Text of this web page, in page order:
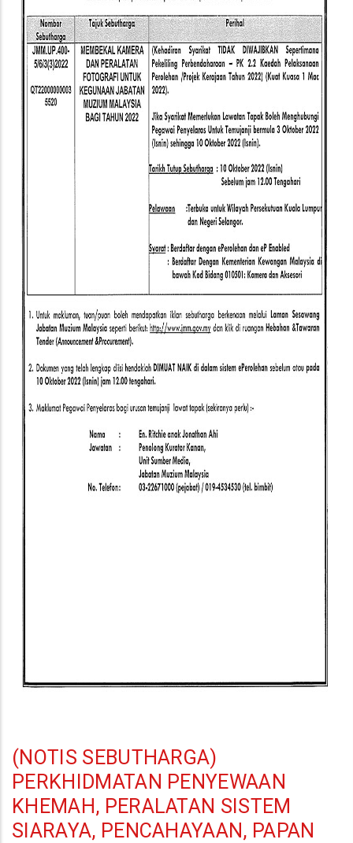
Untuk
Kegunaan
JMM
Bagi
Tahun
2022
(NOTIS SEBUTHARGA)
PERKHIDMATAN PENYEWAAN
KHEMAH, PERALATAN SISTEM
SIARAYA, PENCAHAYAAN, PAPAN